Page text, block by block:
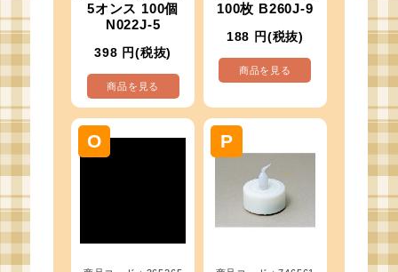
5オンス 100個
N022J-5
398 円(税抜)
商品を見る
100枚 B260J-9
188 円(税抜)
商品を見る